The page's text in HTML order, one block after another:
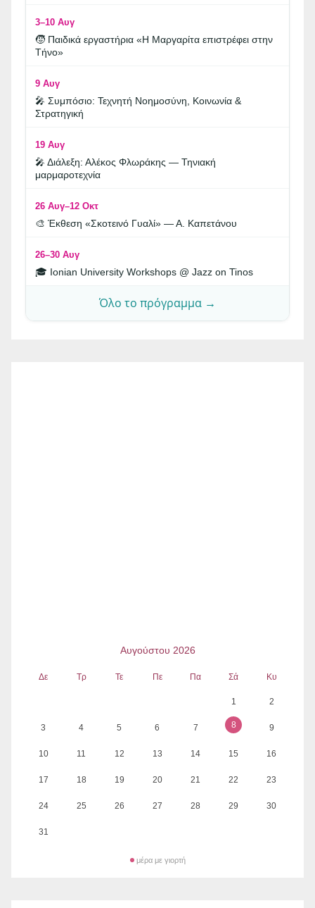
3–10 Αυγ
🧒 Παιδικά εργαστήρια «Η Μαργαρίτα επιστρέφει στην
Τήνο»
9 Αυγ
🎤 Συμπόσιο: Τεχνητή Νοημοσύνη, Κοινωνία &
Στρατηγική
19 Αυγ
🎤 Διάλεξη: Αλέκος Φλωράκης — Τηνιακή
μαρμαροτεχνία
26 Αυγ–12 Οκτ
🎨 Έκθεση «Σκοτεινό Γυαλί» — Α. Καπετάνου
26–30 Αυγ
🎓 Ionian University Workshops @ Jazz on Tinos
Όλο το πρόγραμμα →
Αυγούστου 2026
Δε Τρ Τε Πε Πα Σά Κυ
1 2
3 4 5 6 7 8 9
10 11 12 13 14 15 16
17 18 19 20 21 22 23
24 25 26 27 28 29 30
31
μέρα με γιορτή